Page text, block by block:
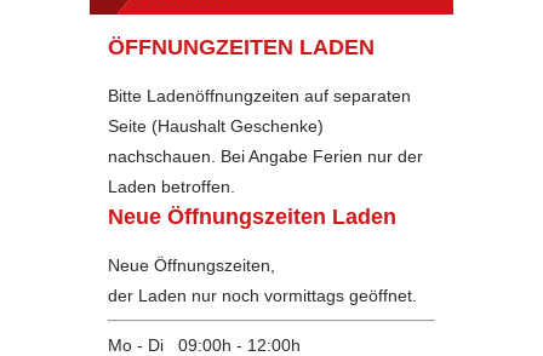
ÖFFNUNGZEITEN LADEN
Bitte Ladenöffnungzeiten auf separaten
Seite (Haushalt Geschenke)
nachschauen. Bei Angabe Ferien nur der
Laden betroffen.
Neue Öffnungszeiten Laden
Neue Öffnungszeiten,
der Laden nur noch vormittags geöffnet.
Mo - Di 09:00h - 12:00h